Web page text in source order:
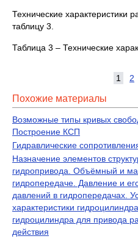
Технические характеристики
таблицу 3.
Таблица 3 – Технические
1 2
Похожие материалы
Возможные типы кривых
Построение КСП
Гидравлические
Назначение элементов
гидропривода. Объёмный и
гидропередаче. Давление и
давлений в гидропередачах.
характеристики
гидроцилиндра для привода
действия